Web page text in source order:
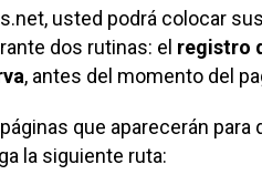
, usted podrá colocar
dos rutinas: el registro
, antes del momento del
que aparecerán
la siguiente ruta: